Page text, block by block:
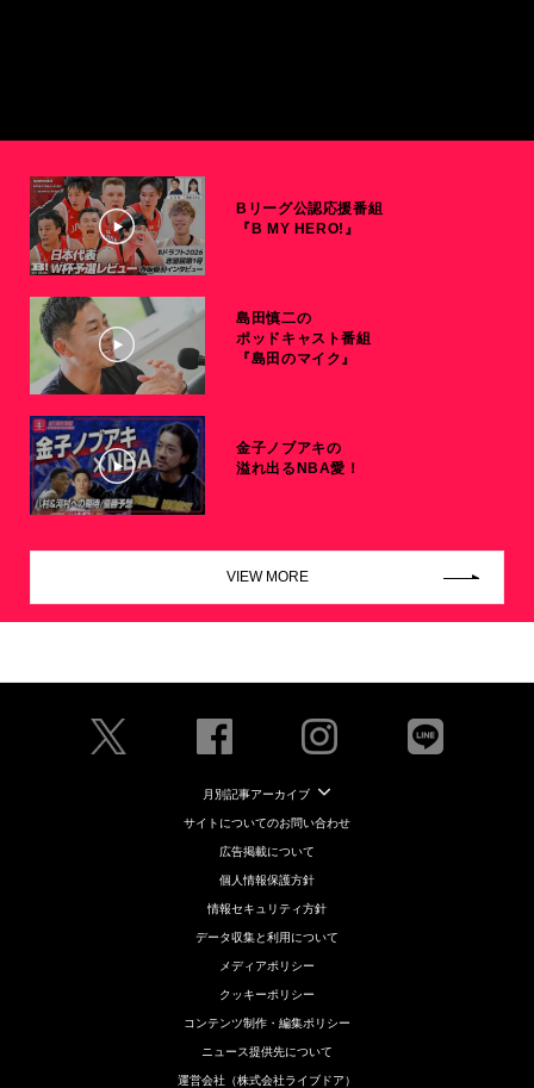
Bリーグ公認応援番組
『B MY HERO!』
島田慎二の
ポッドキャスト番組
『島田のマイク』
金子ノブアキの
溢れ出るNBA愛！
VIEW MORE
月別記事アーカイブ
サイトについてのお問い合わせ
広告掲載について
個人情報保護方針
情報セキュリティ方針
データ収集と利用について
メディアポリシー
クッキーポリシー
コンテンツ制作・編集ポリシー
ニュース提供先について
運営会社（株式会社ライブドア）